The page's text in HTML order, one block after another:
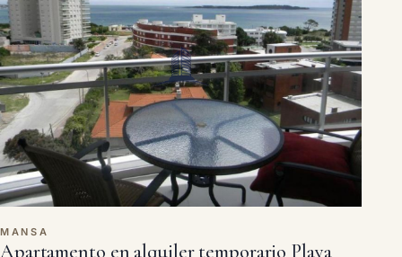
MANSA
Apartamento en alquiler temporario Playa